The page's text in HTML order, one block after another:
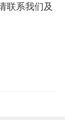
联系我们及